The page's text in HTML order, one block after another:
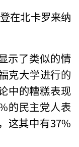
在北卡罗来纳
示了类似的情
克大学进行的
中的糟糕表现
的民主党人表
这其中有37%